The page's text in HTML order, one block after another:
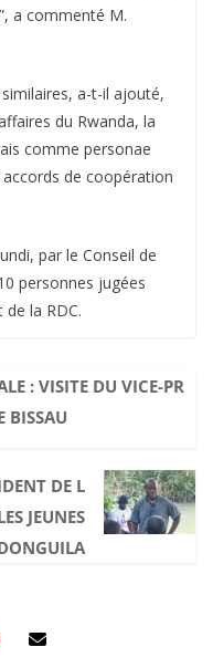
a commenté M.
a-t-il ajouté,
du Rwanda, la
comme personae
de coopération
par le Conseil de
personnes jugées
la RDC.
: VISITE DU VICE-PR
BISSAU
DE L
JEUNES